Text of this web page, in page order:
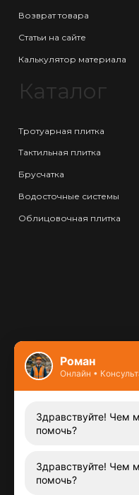
Возврат товара
Статьи на сайте
Калькулятор материала
Каталог
Тротуарная плитка
Тактильная плитка
Брусчатка
Водосточные системы
Облицовочная плитка
Контакты
Заказать звонок
Люблинская ул., д.72
Роман
Онлайн •
Здравствуйте! Чем
помочь?
Здравствуйте! Чем
помочь?